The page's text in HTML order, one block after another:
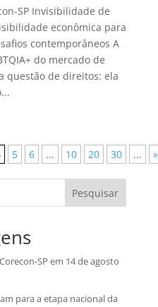
SP Invisibilidade de
econômica para
contemporâneos A
do mercado de
questão de direitos: ela
5 6 ... 10 20 30 ...
»
Pesquisar
SP em 14 de agosto
para a etapa nacional da